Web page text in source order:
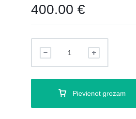
400.00€
Pievienot grozam